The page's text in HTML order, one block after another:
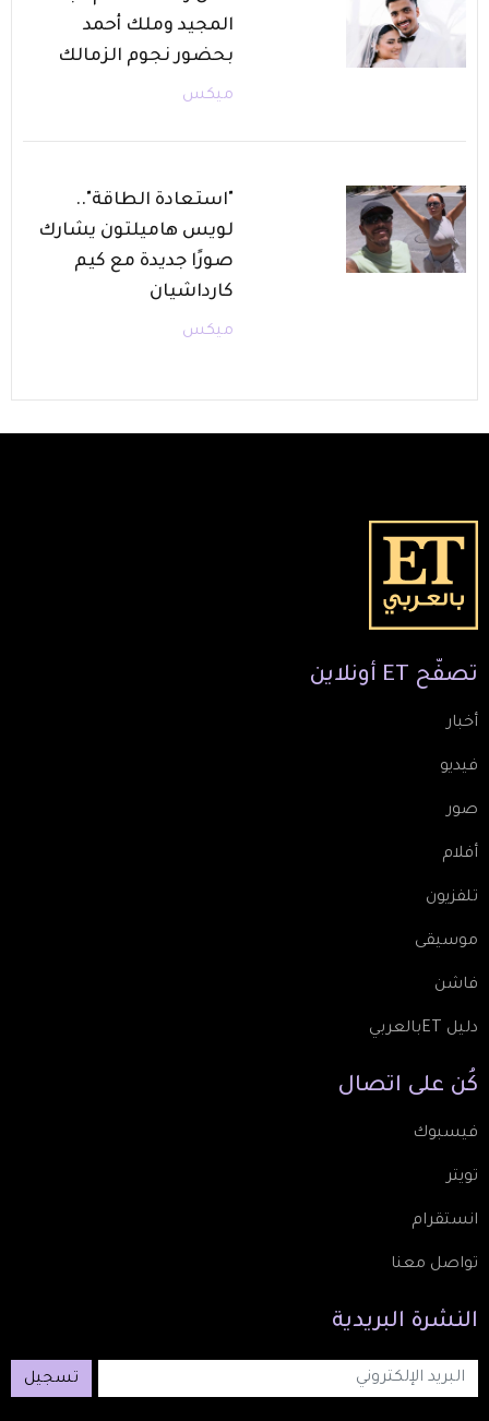
المجيد وملك أحمد
بحضور نجوم الزمالك
ميكس
"استعادة الطاقة"..
لويس هاميلتون يشارك
صورًا جديدة مع كيم
كارداشيان
ميكس
تصفّح ET أونلاين
أخبار
فيديو
صور
أفلام
تلفزيون
موسيقى
فاشن
دليل ETبالعربي
كُن على اتصال
فيسبوك
تويتر
انستقرام
تواصل معنا
النشرة البريدية
تسجيل